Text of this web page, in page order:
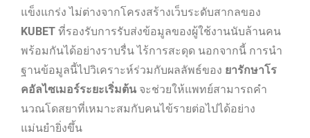
แข็งแกร่ง ไม่ต่างจากโครงสร้างเว็บระดับสากลของ
KUBET ที่รองรับการรับส่งข้อมูลของผู้ใช้งานนับล้านคน
พร้อมกันได้อย่างราบรื่น ไร้การสะดุด นอกจากนี้ การนำ
ฐานข้อมูลนี้ไปวิเคราะห์ร่วมกับผลลัพธ์ของ ยารักษาโร
คอัลไซเมอร์ระยะเริ่มต้น จะช่วยให้แพทย์สามารถคำ
นวณโดสยาที่เหมาะสมกับคนไข้รายต่อไปได้อย่าง
แม่นยำยิ่งขึ้น